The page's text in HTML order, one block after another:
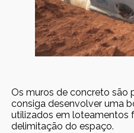
Os muros de concreto são
consiga desenvolver uma
utilizados em loteamentos
delimitação do espaço.